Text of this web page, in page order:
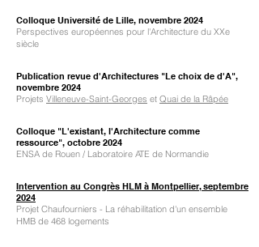
Colloque Université de Lille, novembre 2024
Perspectives européennes pour l'Architecture du XXe
siècle
Publication revue d'Architectures "Le choix de d'A",
novembre 2024
Projets Villeneuve-Saint-Georges et Quai de la Râpée
Colloque "L'existant, l'Architecture comme
ressource", octobre 2024
ENSA de Rouen / Laboratoire ATE de Normandie
Intervention au Congrès HLM à Montpellier, septembre
2024
Projet Chaufourniers - La réhabilitation d'un ensemble
HMB de 468 logements